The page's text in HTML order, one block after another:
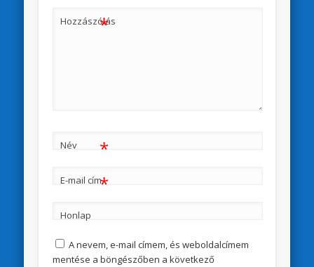
Hozzászólás
*
Név *
E-mail cím*
Honlap
A nevem, e-mail címem, és weboldalcímem
mentése a böngészőben a következő